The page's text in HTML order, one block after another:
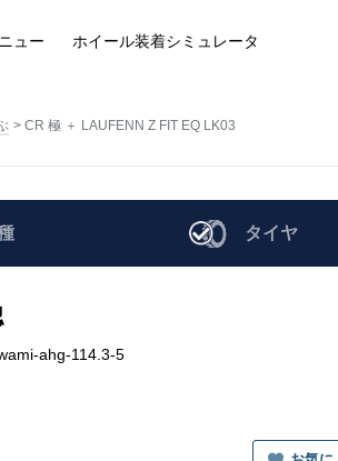
ュー ホイール装着シミュレータ
CR 極 ＋ LAUFENN Z FIT EQ LK03
タイヤ
ahg-114.3-5